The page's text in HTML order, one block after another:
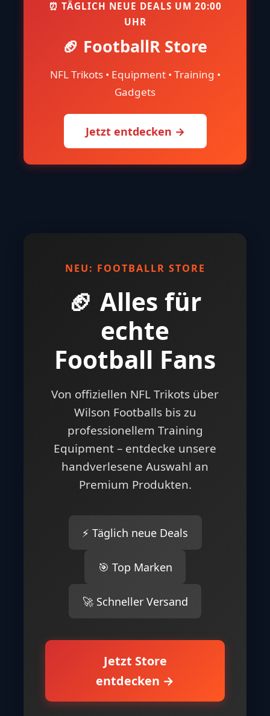
⏰ TÄGLICH NEUE DEALS UM 20:00
UHR
🏈 FootballR Store
NFL Trikots • Equipment • Training •
Gadgets
Jetzt entdecken →
NEU: FOOTBALLR STORE
🏈 Alles für
echte
Football Fans
Von offiziellen NFL Trikots über
Wilson Footballs bis zu
professionellem Training
Equipment – entdecke unsere
handverlesene Auswahl an
Premium Produkten.
⚡ Täglich neue Deals
🎯 Top Marken
🚀 Schneller Versand
Jetzt Store
entdecken →